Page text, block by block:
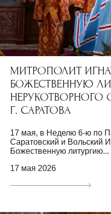
МИТРОПОЛИТ
БОЖЕСТВЕННУЮ
НЕРУКОТВОРНОГО
Г. САРАТОВА
17 мая, в Неделю 6-ю по
Саратовский и Вольский
Божественную литургию...
17 мая 2026